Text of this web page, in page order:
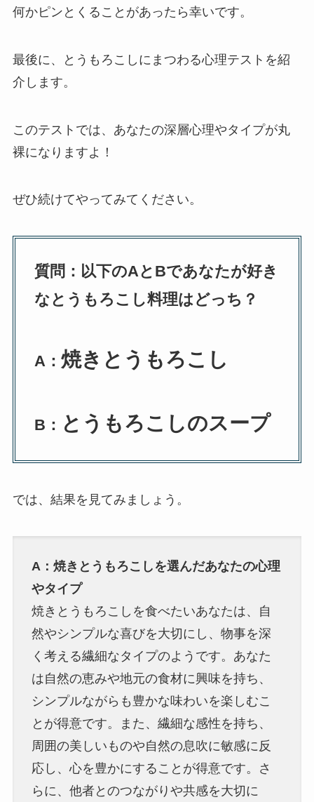
何かピンとくることがあったら幸いです。
最後に、とうもろこしにまつわる心理テストを紹
介します。
このテストでは、あなたの深層心理やタイプが丸
裸になりますよ！
ぜひ続けてやってみてください。
質問：以下のAとBであなたが好き
なとうもろこし料理はどっち？
A： 焼きとうもろこし
B： とうもろこしのスープ
では、結果を見てみましょう。
A：焼きとうもろこしを選んだあなたの心理
やタイプ
焼きとうもろこしを食べたいあなたは、自
然やシンプルな喜びを大切にし、物事を深
く考える繊細なタイプのようです。あなた
は自然の恵みや地元の食材に興味を持ち、
シンプルながらも豊かな味わいを楽しむこ
とが得意です。また、繊細な感性を持ち、
周囲の美しいものや自然の息吹に敏感に反
応し、心を豊かにすることが得意です。さ
らに、他者とのつながりや共感を大切に